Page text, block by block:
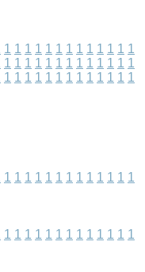
1 1 1 1 1 1 1 1 1 1 1 1 1
1 1 1 1 1 1 1 1 1 1 1 1 1
1 1 1 1 1 1 1 1 1 1 1 1 1
1 1 1 1 1 1 1 1 1 1 1 1 1
1 1 1 1 1 1 1 1 1 1 1 1 1